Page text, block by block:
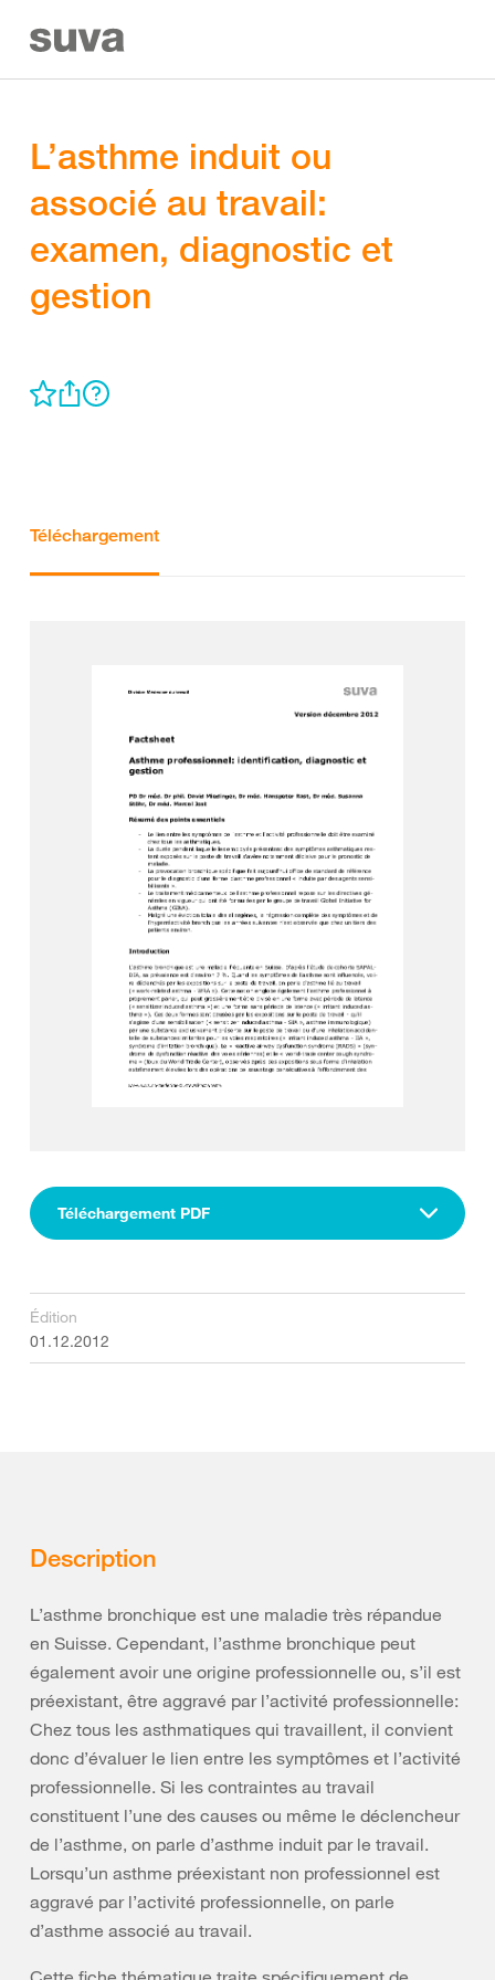
L’asthme induit ou
associé au travail:
examen, diagnostic et
gestion
Téléchargement
Téléchargement PDF
Édition
01.12.2012
Description
L’asthme bronchique est une maladie très répandue
en Suisse. Cependant, l’asthme bronchique peut
également avoir une origine professionnelle ou, s’il est
préexistant, être aggravé par l’activité professionnelle:
Chez tous les asthmatiques qui travaillent, il convient
donc d’évaluer le lien entre les symptômes et l’activité
professionnelle. Si les contraintes au travail
constituent l’une des causes ou même le déclencheur
de l’asthme, on parle d’asthme induit par le travail.
Lorsqu’un asthme préexistant non professionnel est
aggravé par l’activité professionnelle, on parle
d’asthme associé au travail.